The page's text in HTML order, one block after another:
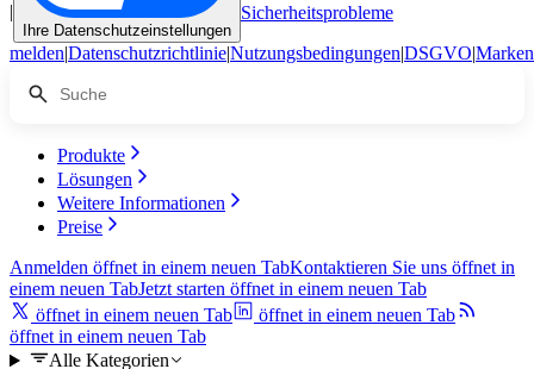
|
Ihre Datenschutzeinstellungen
Sicherheitsprobleme
melden|Datenschutzrichtlinie|Nutzungsbedingungen|DSGVO|Marken
Produkte
Lösungen
Weitere Informationen
Preise
Anmelden öffnet in einem neuen TabKontaktieren Sie uns öffnet in
einem neuen TabJetzt starten öffnet in einem neuen Tab
öffnet in einem neuen Tab
öffnet in einem neuen Tab
öffnet in einem neuen Tab
Alle Kategorien